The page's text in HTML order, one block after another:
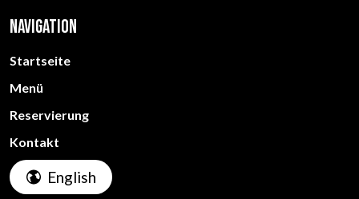
Navigation
Startseite
Menü
Reservierung
Kontakt
English